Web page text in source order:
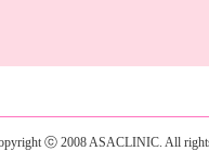
ⓒ 2008 ASACLINIC. All